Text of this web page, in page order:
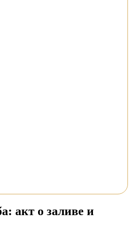
акт о заливе и